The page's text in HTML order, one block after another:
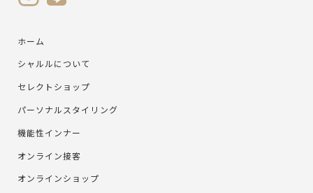
ホーム
シャルルについて
セレクトショップ
パーソナルスタイリング
機能性インナー
オンライン接客
オンラインショップ